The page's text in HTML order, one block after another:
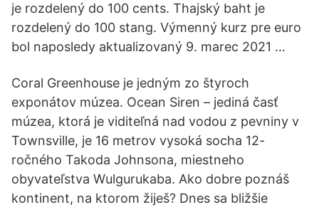
je rozdelený do 100 cents. Thajský baht je
rozdelený do 100 stang. Výmenný kurz pre euro
bol naposledy aktualizovaný 9. marec 2021 …
Coral Greenhouse je jedným zo štyroch
exponátov múzea. Ocean Siren – jediná časť
múzea, ktorá je viditeľná nad vodou z pevniny v
Townsville, je 16 metrov vysoká socha 12-
ročného Takoda Johnsona, miestneho
obyvateľstva Wulgurukaba. Ako dobre poznáš
kontinent, na ktorom žiješ? Dnes sa bližšie